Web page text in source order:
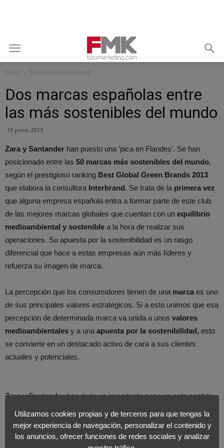
Inicio Noticias de Marketing
Dos marcas españolas entre
las más sostenibles del mundo
13 junio, 2013
Zara y Santander han puesto una ‘pica en Flandes’. Se han
posicionado entre las 50 marcas más sostenibles del mundo,
según el prestigioso ranking Best Global Green Brands 2013
que elabora la consultora Interbrand. Se trata de la primera vez
que alguna empresa española entra a formar parte de este club
de las mejores marcas globales que cuentan con un equilibrio
medioambiental y sostenible a la hora de realizar sus
operaciones. Su apuesta por la sostenibilidad es un rasgo
diferencial que hace a estas empresas aún más líderes y
refuerza su imagen de marca.
La percepción que los consumidores tienen de una marca es uno
de sus principales valores estratégicos. Si a esto unimos que esa
percepción de determinada marca va unida a unos valores
medioambientales y a una apuesta por la sostenibilidad, esto
se convierte en un destacado activo de cara a sus clientes
actuales y potenciales.
Zara y Santanderhan dado un importante paso en este sentido
españolas, en el ranking Best Global Green Brands 2013. La
clasificación está encabezada por la japonesaToyota, que ya la
Utilizamos cookies propias y de terceros para que tengas la
mejor experiencia de navegación, personalizar el contenido y
los anuncios, ofrecer funciones de redes sociales y analizar